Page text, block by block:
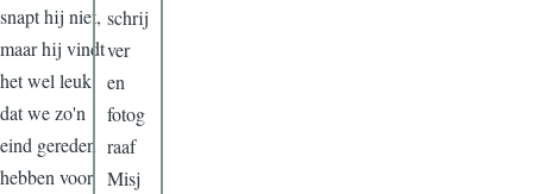
snapt hij niet,
maar hij vindt
het wel leuk
dat we zo'n
eind gereden
hebben voor
schrij
ver
en
fotog
raaf
Misj